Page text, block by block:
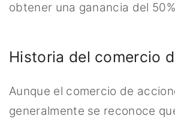
obtener una ganancia del
Historia del comercio
Aunque el comercio de
generalmente se reconoce